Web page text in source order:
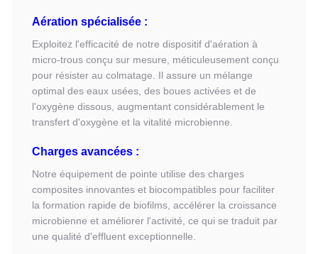
Aération spécialisée :
Exploitez l'efficacité de notre dispositif d'aération à
micro-trous conçu sur mesure, méticuleusement conçu
pour résister au colmatage. Il assure un mélange
optimal des eaux usées, des boues activées et de
l'oxygène dissous, augmentant considérablement le
transfert d'oxygène et la vitalité microbienne.
Charges avancées :
Notre équipement de pointe utilise des charges
composites innovantes et biocompatibles pour faciliter
la formation rapide de biofilms, accélérer la croissance
microbienne et améliorer l'activité, ce qui se traduit par
une qualité d'effluent exceptionnelle.